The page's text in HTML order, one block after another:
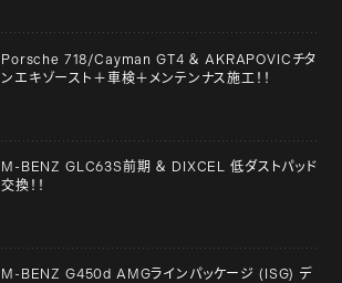
Porsche 718/Cayman GT4 ＆ AKRAPOVICチタ
ンエキゾースト＋車検＋メンテンナス施工！！
M-BENZ GLC63S前期 ＆ DIXCEL 低ダストパッド
交換！！
M-BENZ G450d AMGラインパッケージ (ISG) デ